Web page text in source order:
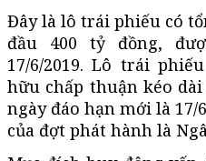
Đây là lô trái phiếu có
đầu 400 tỷ đồng,
17/6/2019. Lô trái
hữu chấp thuận kéo
ngày đáo hạn mới là 17/
của đợt phát hành là